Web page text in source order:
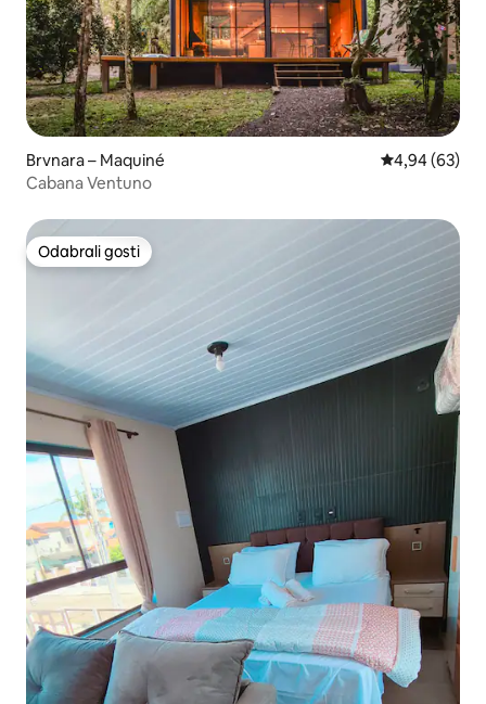
Brvnara – Maquiné Prosječna
4,94 (63)
Cabana Ventuno
Odabrali gosti
Odabrali gosti